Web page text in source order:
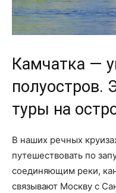
Камчатка —
полуостров.
туры на
В наших речных
путешествовать по
соединяющим реки,
связывают Москву с